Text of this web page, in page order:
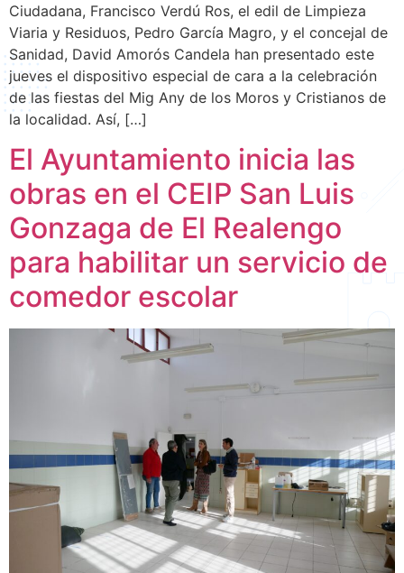
Ciudadana, Francisco Verdú Ros, el edil de Limpieza
Viaria y Residuos, Pedro García Magro, y el concejal de
Sanidad, David Amorós Candela han presentado este
jueves el dispositivo especial de cara a la celebración
de las fiestas del Mig Any de los Moros y Cristianos de
la localidad. Así, […]
El Ayuntamiento inicia las
obras en el CEIP San Luis
Gonzaga de El Realengo
para habilitar un servicio de
comedor escolar